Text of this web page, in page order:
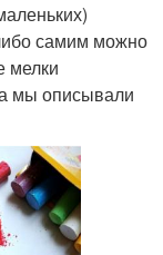
самим можно
мелки
мы описывали